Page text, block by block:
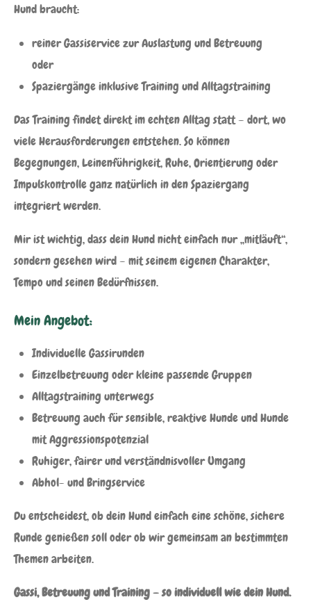
Hund braucht:
reiner Gassiservice zur Auslastung und Betreuung
oder
Spaziergänge inklusive Training und Alltagstraining
Das Training findet direkt im echten Alltag statt – dort, wo
viele Herausforderungen entstehen. So können
Begegnungen, Leinenführigkeit, Ruhe, Orientierung oder
Impulskontrolle ganz natürlich in den Spaziergang
integriert werden.
Mir ist wichtig, dass dein Hund nicht einfach nur „mitläuft“,
sondern gesehen wird – mit seinem eigenen Charakter,
Tempo und seinen Bedürfnissen.
Mein Angebot:
Individuelle Gassirunden
Einzelbetreuung oder kleine passende Gruppen
Alltagstraining unterwegs
Betreuung auch für sensible, reaktive Hunde und Hunde
mit Aggressionspotenzial
Ruhiger, fairer und verständnisvoller Umgang
Abhol- und Bringservice
Du entscheidest, ob dein Hund einfach eine schöne, sichere
Runde genießen soll oder ob wir gemeinsam an bestimmten
Themen arbeiten.
Gassi, Betreuung und Training – so individuell wie dein Hund.